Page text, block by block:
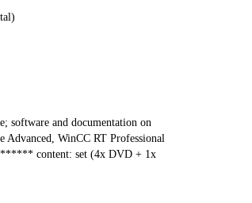
software and documentation on
WinCC RT Professional
content: set (4x DVD + 1x